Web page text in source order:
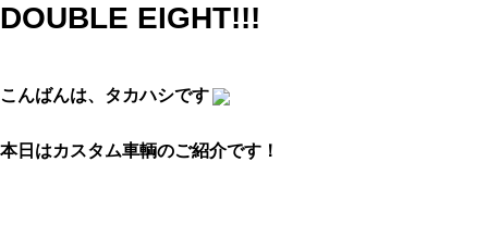
DOUBLE EIGHT!!!
こんばんは、タカハシです
本日はカスタム車輌のご紹介です！